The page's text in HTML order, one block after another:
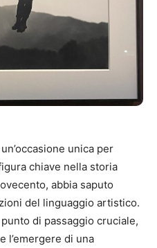
unica per
chiave nella storia
abbia saputo
del linguaggio artistico.
di passaggio cruciale,
l’emergere di una